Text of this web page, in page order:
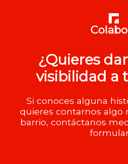
¿Quieres
visibilidad a
Si conoces alguna
quieres contarnos algo
barrio, contáctanos